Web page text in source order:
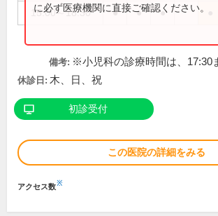
15:00～18:30 ● ● ●
に必ず医療機関に直接ご確認ください。
備考: ※小児科の診療時間は、17:30
休診日: 木、日、祝
初診受付
この医院の詳細をみる
アクセス数※